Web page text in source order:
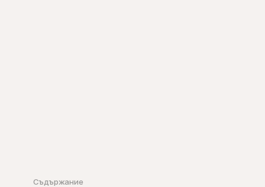
Съдържание